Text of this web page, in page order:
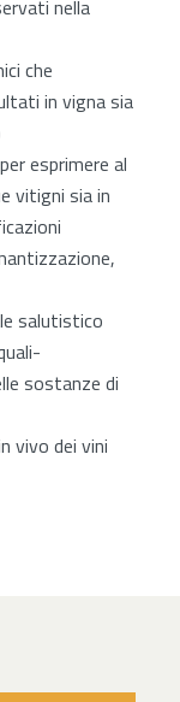
nella
che
in vigna sia
esprimere al
vitigni sia in
salutistico
sostanze di
vivo dei vini